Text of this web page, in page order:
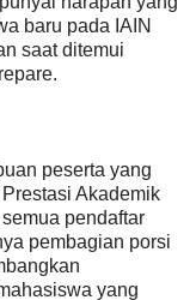
baru pada IAIN
saat ditemui
peserta yang
Akademik
pendaftar
pembagian porsi
yang